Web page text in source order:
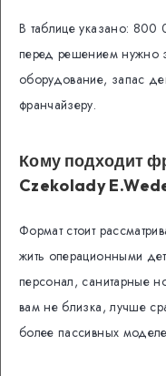
В таблице указано: 800
перед решением нужно
оборудование, запас
франчайзеру.
Кому подходит
Czekolady
Формат стоит
жить операционными
персонал, санитарные
вам не близка, лучше
более пассивных